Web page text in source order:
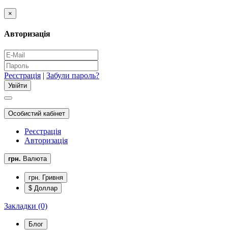
×
Авторизація
Реєстрація | Забули пароль?
Особистий кабінет
Реєстрація
Авторизація
грн. Валюта
грн. Гривня
$ Доллар
Закладки (0)
Блог